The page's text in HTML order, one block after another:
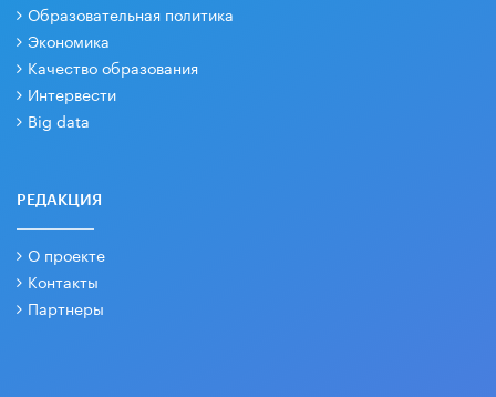
Образовательная политика
Экономика
Качество образования
Интервести
Big data
РЕДАКЦИЯ
О проекте
Контакты
Партнеры